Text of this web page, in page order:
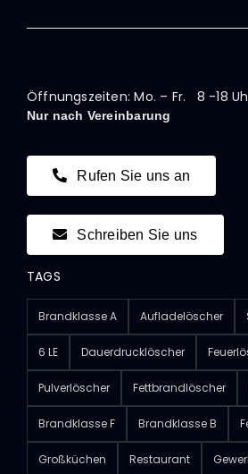
Öffnungszeiten: Mo. – Fr. 8 -18
Nur nach Vereinbarung
Rufen Sie uns an
Schreiben Sie uns
TAGS
Brandklasse A Aufladelöscher
6 LE Dauerdrucklöscher
Pulverlöscher Fettbrandlöscher
Brandklasse F Brandklasse B
Großküchen Restaurant